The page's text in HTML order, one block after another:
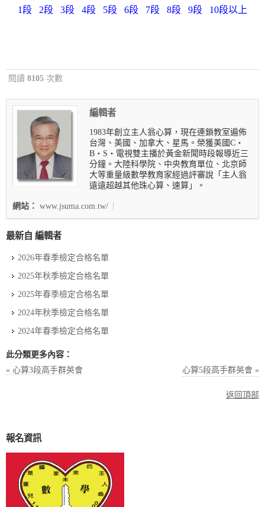
1段 2段 3段 4段 5段 6段 7段 8段 9段 10段以上
閱讀 8105 次數
編輯者
1983年創立主人翁心算，現在連鎖教室遍佈
台灣、美國、加拿大、星馬。榮獲美國C‧
B‧S‧電視雙主播於黃金新聞時段報導近三
分鐘。大陸科學院、中央教育單位、北京師
大等重量級數學教育家經過評審說「主人翁
遠遠超越其他珠心算、速算」。
網站： www.jsuma.com.tw/
最新自 編輯者
2026年春季檢定合格名單
2025年秋季檢定合格名單
2025年春季檢定合格名單
2024年秋季檢定合格名單
2024年春季檢定合格名單
此分類更多內容：
« 心算3段高手群英會
心算5段高手群英會 »
返回頂部
報名資訊